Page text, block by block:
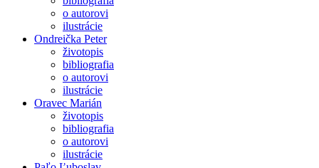
o autorovi
ilustrácie
Ondreička Peter
životopis
bibliografia
o autorovi
ilustrácie
Oravec Marián
životopis
bibliografia
o autorovi
ilustrácie